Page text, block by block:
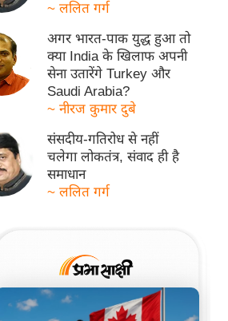
~ ललित गर्ग
अगर भारत-पाक युद्ध हुआ तो
क्या India के खिलाफ अपनी
सेना उतारेंगे Turkey और
Saudi Arabia?
~ नीरज कुमार दुबे
संसदीय-गतिरोध से नहीं
चलेगा लोकतंत्र, संवाद ही है
समाधान
~ ललित गर्ग